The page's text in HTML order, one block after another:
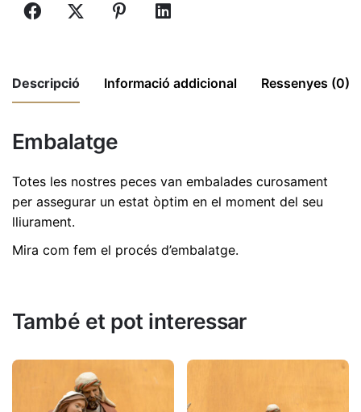
flauta
486
Descripció Informació addicional Ressenyes (0)
Embalatge
Totes les nostres peces van embalades curosament
per assegurar un estat òptim en el moment del seu
lliurament.
Mira com fem el procés d’embalatge.
Dimensions 17 cm
17cm | Ref. 486"
L'adreça electrònica no es publicarà.
També et pot interessar